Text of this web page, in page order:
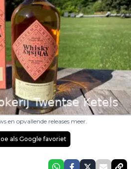
en opvallende releases meer.
als Google favoriet